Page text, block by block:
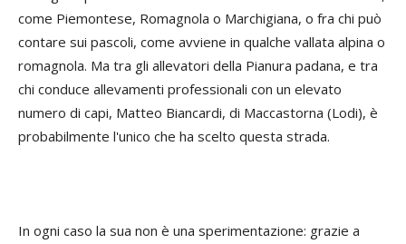
come Piemontese, Romagnola o Marchigiana, o fra chi può
contare sui pascoli, come avviene in qualche vallata alpina o
romagnola. Ma tra gli allevatori della Pianura padana, e tra
chi conduce allevamenti professionali con un elevato
numero di capi, Matteo Biancardi, di Maccastorna (Lodi), è
probabilmente l'unico che ha scelto questa strada.
In ogni caso la sua non è una sperimentazione: grazie a